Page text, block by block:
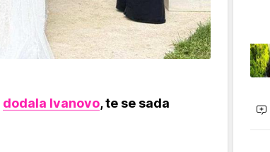
dodala Ivanovo, te se sada